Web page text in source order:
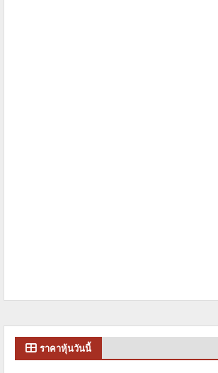
ราคาหุ้นวันนี้